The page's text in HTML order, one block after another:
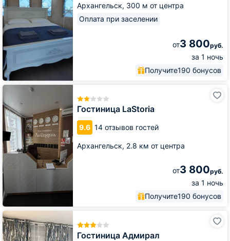
Архангельск, 300 м от центра
Оплата при заселении
от3 800руб.
за 1 ночь
Получите190 бонусов
Гостиница LaStoria
9.6 14 отзывов гостей
Архангельск, 2.8 км от центра
от3 800руб.
за 1 ночь
Получите190 бонусов
Гостиница
Гостиница Адмирал
Гостиница
Адмирал